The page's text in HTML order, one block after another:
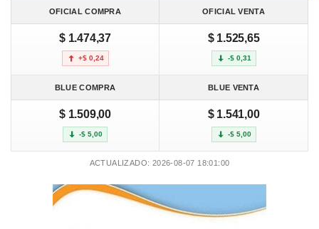
OFICIAL COMPRA OFICIAL VENTA
$ 1.474,37
+$ 0,24
$ 1.525,65
-$ 0,31
BLUE COMPRA BLUE VENTA
$ 1.509,00
-$ 5,00
$ 1.541,00
-$ 5,00
ACTUALIZADO: 2026-08-07 18:01:00